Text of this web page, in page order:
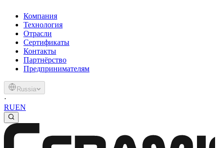
Компания
Технология
Отрасли
Сертификаты
Контакты
Партнёрство
Предпринимателям
Russia
·
RUEN